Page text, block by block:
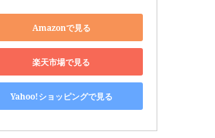
Amazonで見る
楽天市場で見る
Yahoo!ショッピングで見る